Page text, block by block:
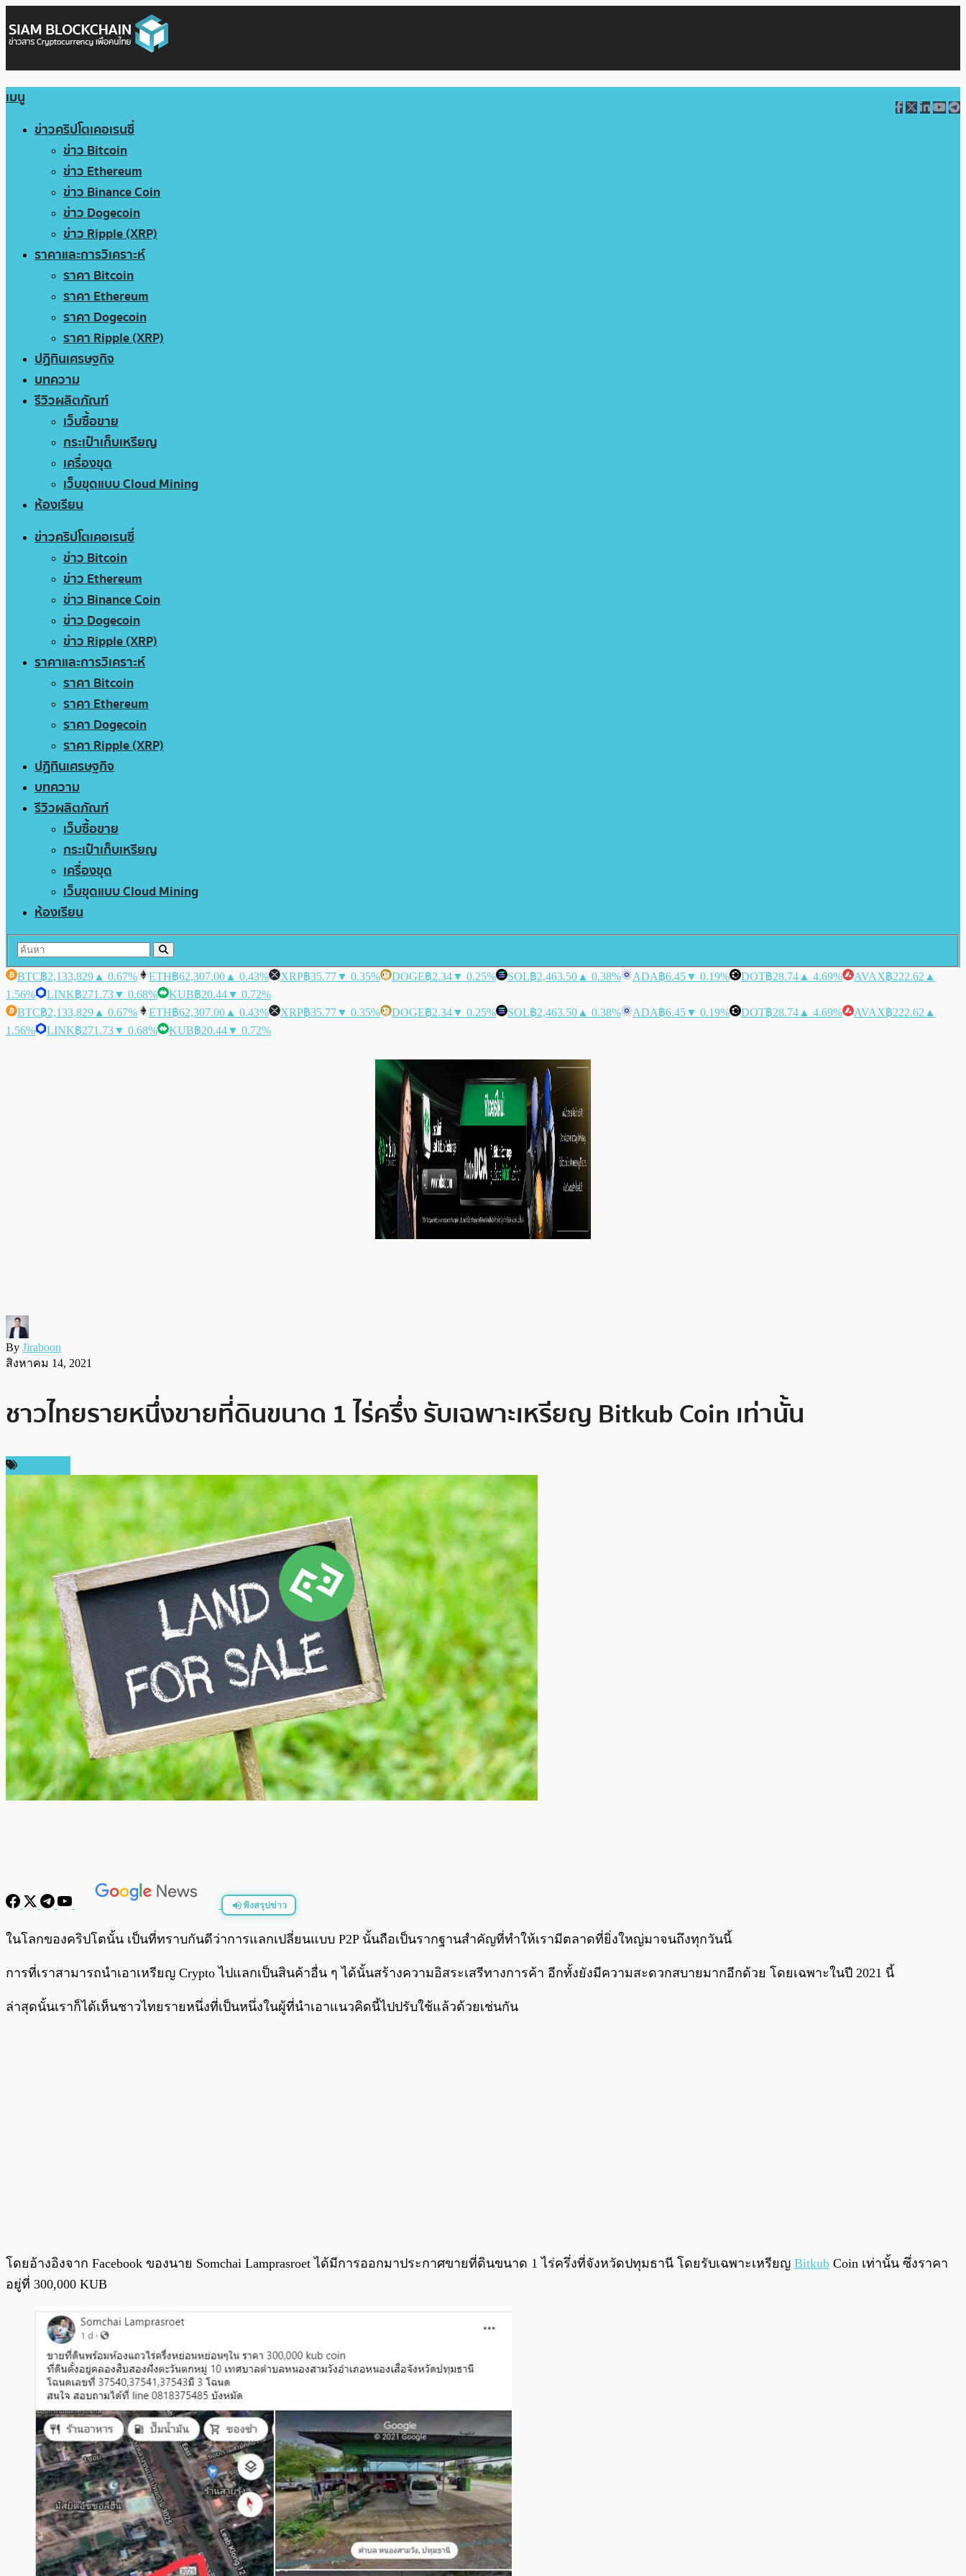
เมนู
ข่าวคริปโตเคอเรนซี่
ข่าว Bitcoin
ข่าว Ethereum
ข่าว Binance Coin
ข่าว Dogecoin
ข่าว Ripple (XRP)
ราคาและการวิเคราะห์
ราคา Bitcoin
ราคา Ethereum
ราคา Dogecoin
ราคา Ripple (XRP)
ปฏิทินเศรษฐกิจ
บทความ
รีวิวผลิตภัณฑ์
เว็บซื้อขาย
กระเป๋าเก็บเหรียญ
เครื่องขุด
เว็บขุดแบบ Cloud Mining
ห้องเรียน
ข่าวคริปโตเคอเรนซี่
ข่าว Bitcoin
ข่าว Ethereum
ข่าว Binance Coin
ข่าว Dogecoin
ข่าว Ripple (XRP)
ราคาและการวิเคราะห์
ราคา Bitcoin
ราคา Ethereum
ราคา Dogecoin
ราคา Ripple (XRP)
ปฏิทินเศรษฐกิจ
บทความ
รีวิวผลิตภัณฑ์
เว็บซื้อขาย
กระเป๋าเก็บเหรียญ
เครื่องขุด
เว็บขุดแบบ Cloud Mining
ห้องเรียน
BTC฿2,133,829 ▲ 0.67% ETH฿62,307.00 ▲ 0.43% XRP฿35.77▼ 0.35% DOGE฿2.34▼ 0.25% SOL฿2,463.50 ▲ 0.38% ADA฿6.45▼ 0.19% DOT฿28.74 ▲ 4.69% AVAX฿222.62 ▲
1.56%
LINK฿271.73▼ 0.68% KUB฿20.44▼ 0.72%
BTC฿2,133,829 ▲ 0.67% ETH฿62,307.00 ▲ 0.43% XRP฿35.77▼ 0.35% DOGE฿2.34▼ 0.25% SOL฿2,463.50 ▲ 0.38% ADA฿6.45▼ 0.19% DOT฿28.74 ▲ 4.69% AVAX฿222.62 ▲
1.56%
LINK฿271.73▼ 0.68% KUB฿20.44▼ 0.72%
By Jiraboon
สิงหาคม 14, 2021
ชาวไทยรายหนึ่งขายที่ดินขนาด 1 ไร่ครึ่ง รับเฉพาะเหรียญ Bitkub Coin เท่านั้น
ฟังสรุปข่าว
พร้อมเล่น
ในโลกของคริปโตนั้น เป็นที่ทราบกันดีว่าการแลกเปลี่ยนแบบ P2P นั้นถือเป็นรากฐานสำคัญที่ทำให้เรามีตลาดที่ยิ่งใหญ่มาจนถึงทุกวันนี้
การที่เราสามารถนำเอาเหรียญ Crypto ไปแลกเป็นสินค้าอื่น ๆ ได้นั้นสร้างความอิสระเสรีทางการค้า อีกทั้งยังมีความสะดวกสบายมากอีกด้วย โดยเฉพาะในปี 2021 นี้
ล่าสุดนั้นเราก็ได้เห็นชาวไทยรายหนึ่งที่เป็นหนึ่งในผู้ที่นำเอาแนวคิดนี้ไปปรับใช้แล้วด้วยเช่นกัน
โดยอ้างอิงจาก Facebook ของนาย Somchai Lamprasroet ได้มีการออกมาประกาศขายที่ดินขนาด 1 ไร่ครึ่งที่จังหวัดปทุมธานี โดยรับเฉพาะเหรียญ Bitkub Coin เท่านั้น ซึ่งราคา
อยู่ที่ 300,000 KUB